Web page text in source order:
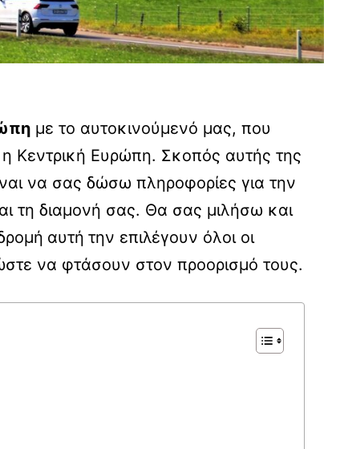
με το αυτοκινούμενό μας, που
η Κεντρική Ευρώπη. Σκοπός αυτής της
να σας δώσω πληροφορίες για την
τη διαμονή σας. Θα σας μιλήσω και
αυτή την επιλέγουν όλοι οι
να φτάσουν στον προορισμό τους.